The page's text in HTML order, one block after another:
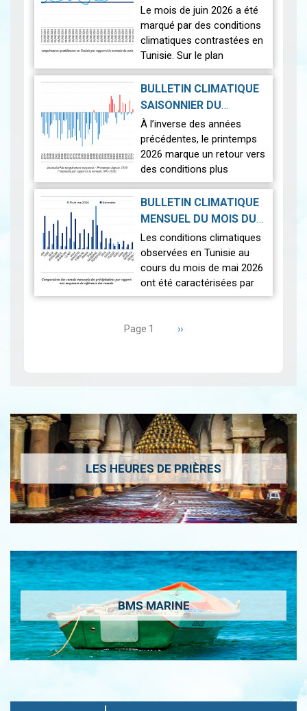
astronomiques les plus
spectaculaires : une…
JUIN 2026 |2026-07-14
Le mois de juin 2026 a été
marqué par des conditions
climatiques contrastées en
Tunisie. Sur le plan
thermique, des
températures supérieures
aux normales ont été
observées sur l'en…
BULLETIN CLIMATIQUE
SAISONNIER DU
PRINTEMPS 2026|
2026-07-02
À l’inverse des années
précédentes, le printemps
2026 marque un retour vers
des conditions plus
proches de la normale,
avec un léger excédent
thermique de +0,3 °c
Nous r…
BULLETIN CLIMATIQUE
MENSUEL DU MOIS DU
MAI 2026|2026-06-17
Les conditions climatiques
observées en Tunisie au
cours du mois de mai 2026
ont été caractérisées par
des températures proches
répartition spatiale
Page 1 Page
››
LES HEURES DE PRIÈRES
BMS MARINE